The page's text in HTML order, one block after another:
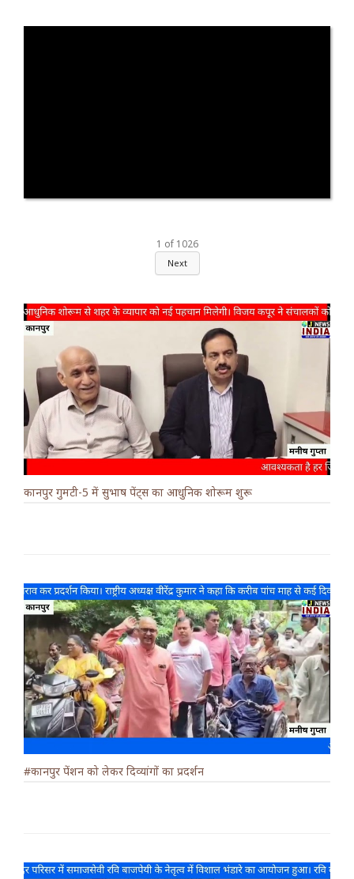
1 of 1026
Next
कानपुर गुमटी-5 में सुभाष पेंट्स का आधुनिक शोरूम शुरू
#कानपुर पेंशन को लेकर दिव्यांगों का प्रदर्शन